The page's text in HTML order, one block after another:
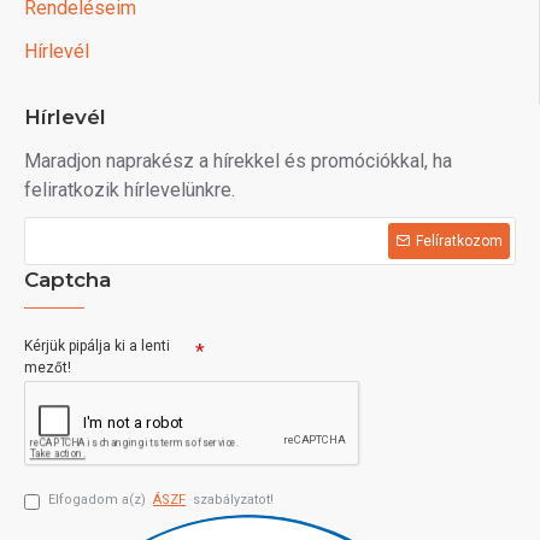
Rendeléseim
Hírlevél
Hírlevél
Maradjon naprakész a hírekkel és promóciókkal, ha
feliratkozik hírlevelünkre.
Felíratkozom
Captcha
Kérjük pipálja ki a lenti
mezőt!
Elfogadom a(z) ÁSZF szabályzatot!